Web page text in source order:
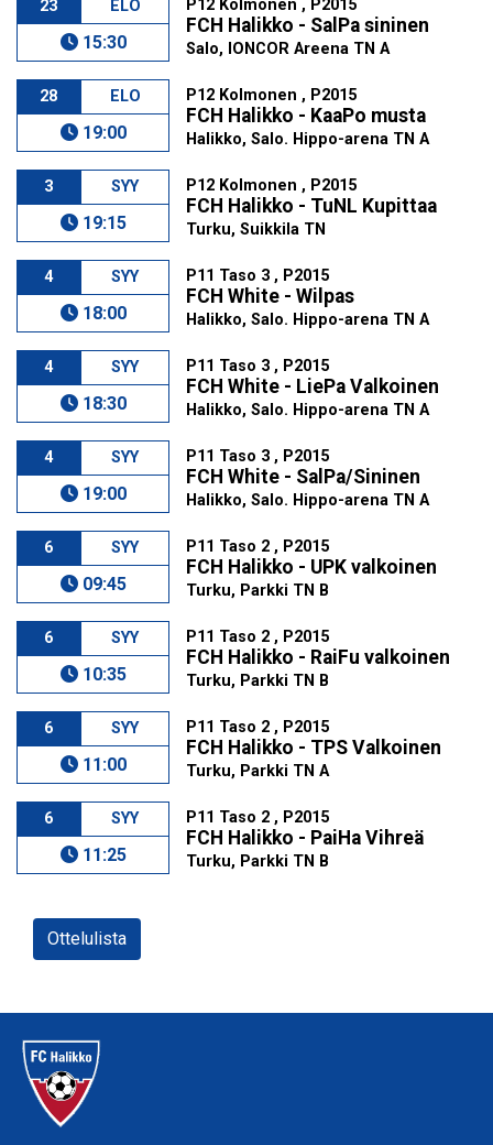
23 ELO
15:30
P12 Kolmonen , P2015
FCH Halikko - SalPa sininen
Salo, IONCOR Areena TN A
28 ELO
19:00
P12 Kolmonen , P2015
FCH Halikko - KaaPo musta
Halikko, Salo. Hippo-arena TN A
3 SYY
19:15
P12 Kolmonen , P2015
FCH Halikko - TuNL Kupittaa
Turku, Suikkila TN
4 SYY
18:00
P11 Taso 3 , P2015
FCH White - Wilpas
Halikko, Salo. Hippo-arena TN A
4 SYY
18:30
P11 Taso 3 , P2015
FCH White - LiePa Valkoinen
Halikko, Salo. Hippo-arena TN A
4 SYY
19:00
P11 Taso 3 , P2015
FCH White - SalPa/Sininen
Halikko, Salo. Hippo-arena TN A
6 SYY
09:45
P11 Taso 2 , P2015
FCH Halikko - UPK valkoinen
Turku, Parkki TN B
6 SYY
10:35
P11 Taso 2 , P2015
FCH Halikko - RaiFu valkoinen
Turku, Parkki TN B
6 SYY
11:00
P11 Taso 2 , P2015
FCH Halikko - TPS Valkoinen
Turku, Parkki TN A
6 SYY
11:25
P11 Taso 2 , P2015
FCH Halikko - PaiHa Vihreä
Turku, Parkki TN B
Ottelulista